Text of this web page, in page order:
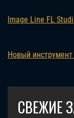
Image Line FL
Новый инструмент
СВЕЖИЕ